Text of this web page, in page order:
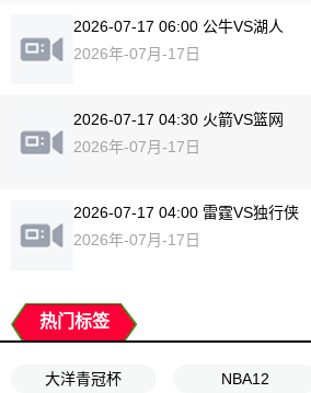
2026-07-17 06:00 公牛VS湖人
2026年-07月-17日
2026-07-17 04:30 火箭VS篮网
2026年-07月-17日
2026-07-17 04:00 雷霆VS独行侠
2026年-07月-17日
热门标签
大洋青冠杯 NBA12